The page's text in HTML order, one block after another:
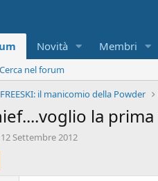
Novità Membri
Cerca nel forum
FREESKI: il manicomio della Powder
la
D12 Settembre 2012